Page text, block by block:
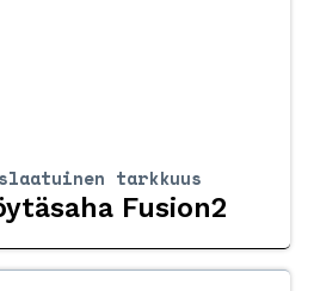
tarkkuus
Fusion2